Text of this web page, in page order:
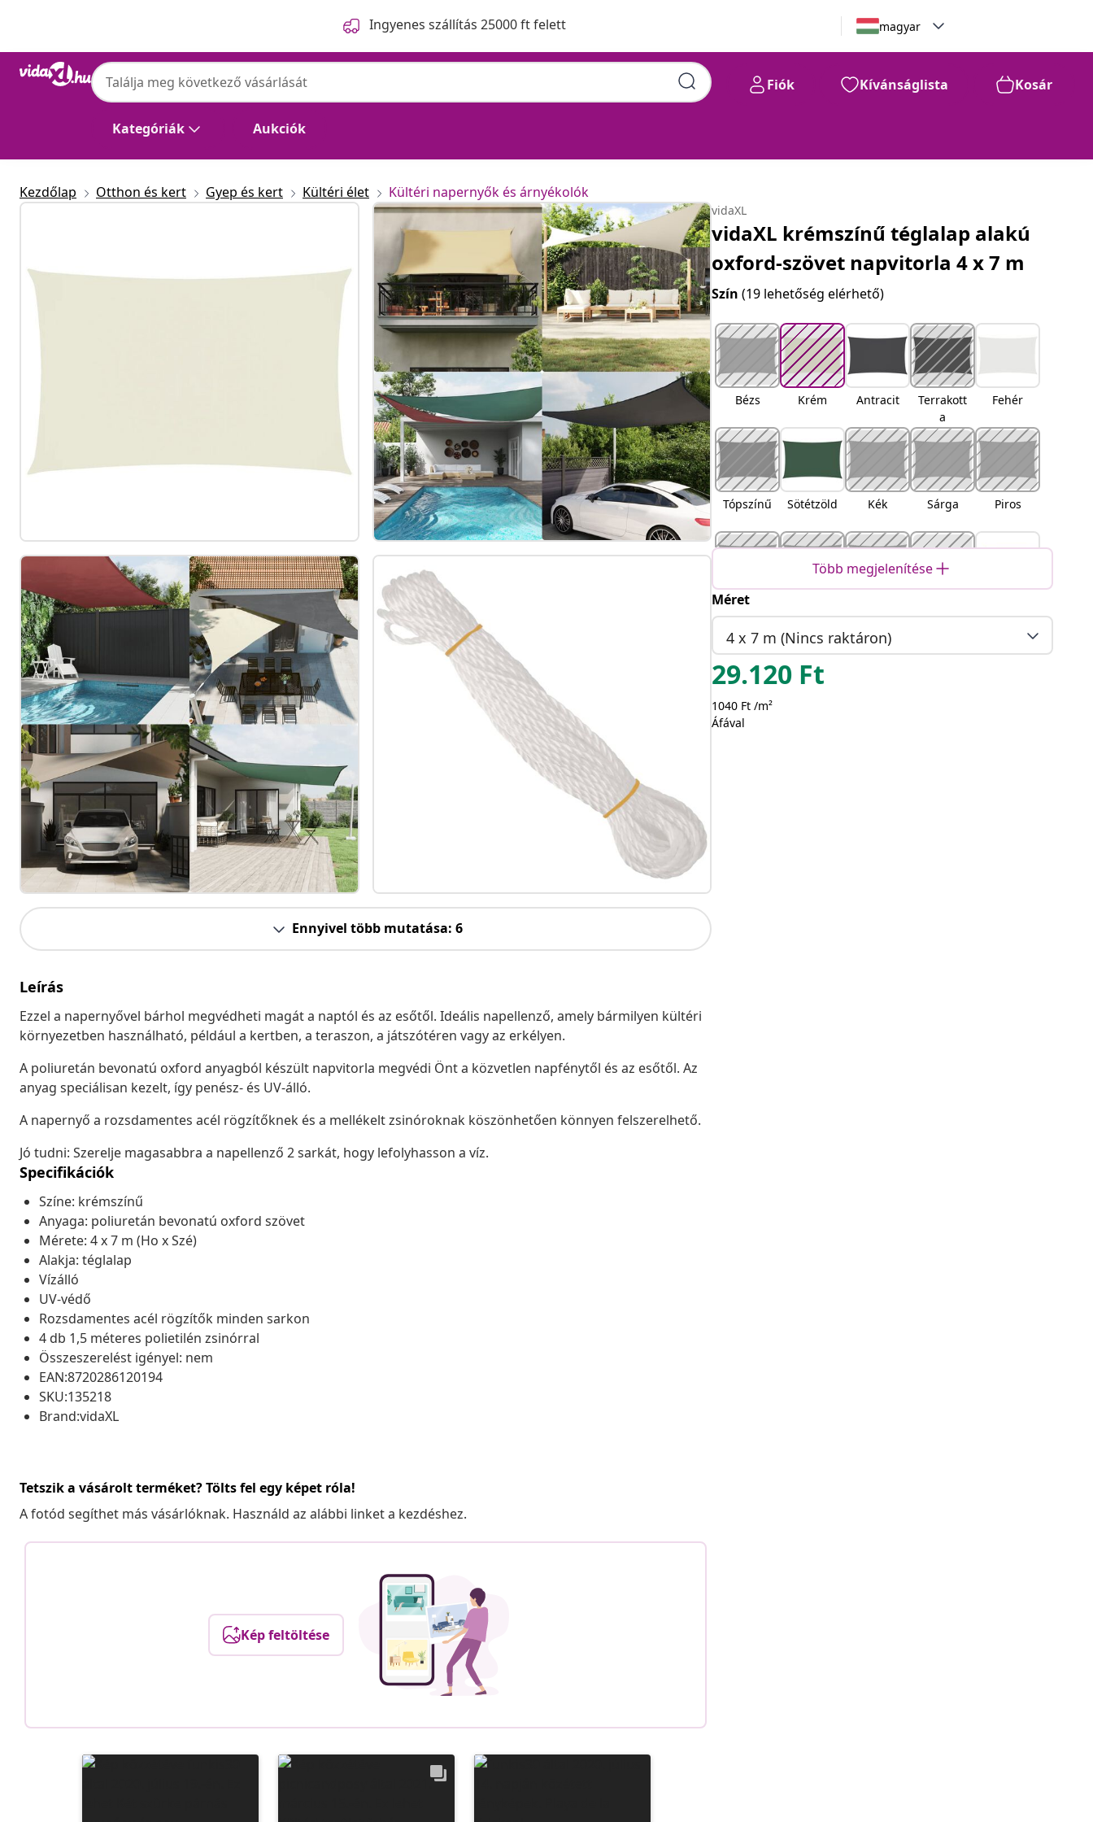
Ingyenes szállítás 25000 ft felett magyar
Kategóriák Aukciók
Fiók Kívánságlista Kosár
vidaXL 29.120 Ft
Kezdőlap Otthon és kert Gyep és kert Kültéri élet Kültéri napernyők és árnyékolók
Ennyivel több mutatása: 6
Leírás
Ezzel a napernyővel bárhol megvédheti magát a naptól és az esőtől. Ideális napellenző, amely bármilyen kültéri
környezetben használható, például a kertben, a teraszon, a játszótéren vagy az erkélyen.
A poliuretán bevonatú oxford anyagból készült napvitorla megvédi Önt a közvetlen napfénytől és az esőtől. Az
anyag speciálisan kezelt, így penész- és UV-álló.
A napernyő a rozsdamentes acél rögzítőknek és a mellékelt zsinóroknak köszönhetően könnyen felszerelhető.
Jó tudni: Szerelje magasabbra a napellenző 2 sarkát, hogy lefolyhasson a víz.
Specifikációk
Színe: krémszínű
Anyaga: poliuretán bevonatú oxford szövet
Mérete: 4 x 7 m (Ho x Szé)
Alakja: téglalap
Vízálló
UV-védő
Rozsdamentes acél rögzítők minden sarkon
4 db 1,5 méteres polietilén zsinórral
Összeszerelést igényel: nem
EAN:8720286120194
SKU:135218
Brand:vidaXL
Tetszik a vásárolt terméket? Tölts fel egy képet róla!
A fotód segíthet más vásárlóknak. Használd az alábbi linket a kezdéshez.
Kép feltöltése
vidaXL
vidaXL krémszínű téglalap alakú
oxford-szövet napvitorla 4 x 7 m
Szín(19 lehetőség elérhető)
Bézs Krém Antracit
Terrakott
a
Fehér
Tópszínű Sötétzöld Kék Sárga Piros
Narancss
narancss
árga és
Több megjelenítése
Méret
4 x 7 m (Nincs raktáron)
29.120 Ft
1040 Ft /m²
Áfával